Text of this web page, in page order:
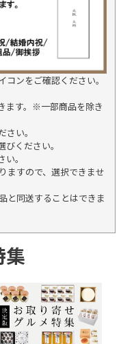
ンをご確認ください。
ます。※一部商品を除き
い。
ください。
。
ますので、選択できませ
と同送することはできま
集